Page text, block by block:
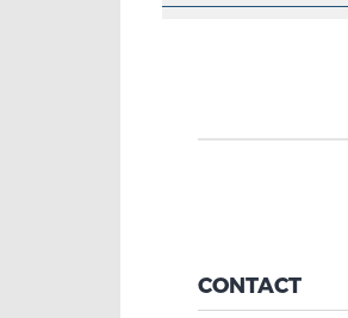
CONTACT